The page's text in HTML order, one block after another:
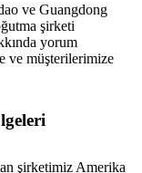
ve Guangdong
şirketi
yorum
ve müşterilerimize
şirketimiz Amerika